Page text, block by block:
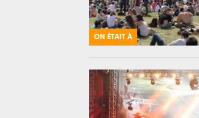
ON ÉTAIT À